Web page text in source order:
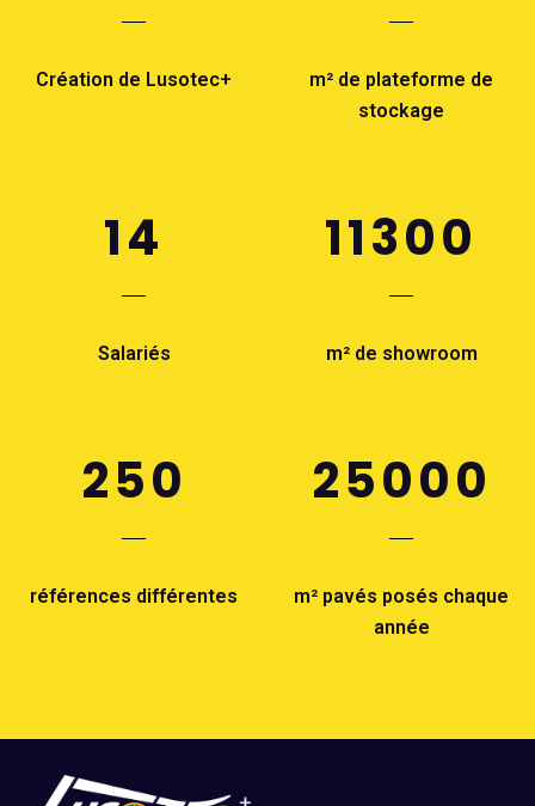
Création de Lusotec+
m² de plateforme de
stockage
14
Salariés
11300
m² de showroom
250
références différentes
25000
m² pavés posés chaque
année